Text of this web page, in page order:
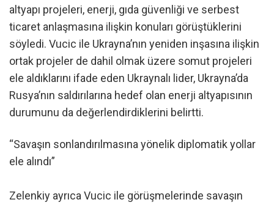
altyapı projeleri, enerji, gıda güvenliği ve serbest
ticaret anlaşmasına ilişkin konuları görüştüklerini
söyledi. Vucic ile Ukrayna’nın yeniden inşasına ilişkin
ortak projeler de dahil olmak üzere somut projeleri
ele aldıklarını ifade eden Ukraynalı lider, Ukrayna’da
Rusya’nın saldırılarına hedef olan enerji altyapısının
durumunu da değerlendirdiklerini belirtti.
“Savaşın sonlandırılmasına yönelik diplomatik yollar
ele alındı”
Zelenkiy ayrıca Vucic ile görüşmelerinde savaşın